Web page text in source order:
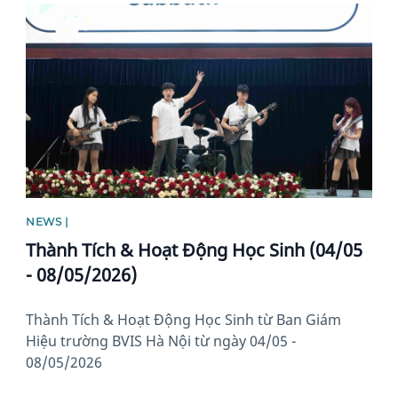
News image
NEWS |
Thành Tích & Hoạt Động Học Sinh (04/05
- 08/05/2026)
Thành Tích & Hoạt Động Học Sinh từ Ban Giám
Hiệu trường BVIS Hà Nội từ ngày 04/05 -
08/05/2026